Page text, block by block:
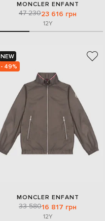
MONCLER ENFANT
47 23023 616 грн
12Y
NEW
- 49%
MONCLER ENFANT
33 58016 817 грн
12Y